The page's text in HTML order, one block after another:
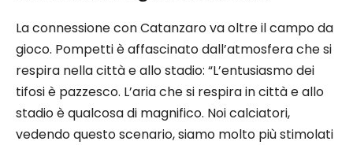
La connessione con Catanzaro va oltre il campo da
gioco. Pompetti è affascinato dall’atmosfera che si
respira nella città e allo stadio: “L’entusiasmo dei
tifosi è pazzesco. L’aria che si respira in città e allo
stadio è qualcosa di magnifico. Noi calciatori,
vedendo questo scenario, siamo molto più stimolati